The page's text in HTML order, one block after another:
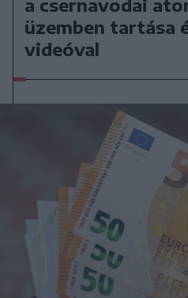
a csernavodai
üzemben tartása
videóval